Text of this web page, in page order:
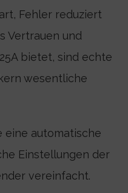
Fehler reduziert
Vertrauen und
bietet, sind echte
wesentliche
eine automatische
Einstellungen der
vereinfacht.